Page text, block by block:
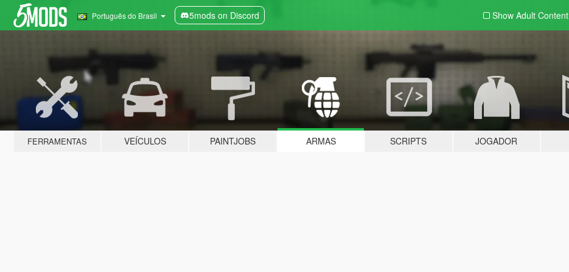
Português do Brasil 5mods on Discord Show Adult Content
FERRAMENTAS VEÍCULOS PAINTJOBS ARMAS SCRIPTS JOGADOR